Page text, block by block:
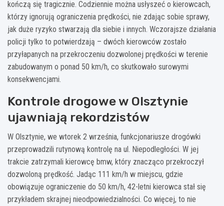
kończą się tragicznie. Codziennie można usłyszeć o kierowcach,
którzy ignorują ograniczenia prędkości, nie zdając sobie sprawy,
jak duże ryzyko stwarzają dla siebie i innych. Wczorajsze działania
policji tylko to potwierdzają – dwóch kierowców zostało
przyłapanych na przekroczeniu dozwolonej prędkości w terenie
zabudowanym o ponad 50 km/h, co skutkowało surowymi
konsekwencjami.
Kontrole drogowe w Olsztynie
ujawniają rekordzistów
W Olsztynie, we wtorek 2 września, funkcjonariusze drogówki
przeprowadzili rutynową kontrolę na ul. Niepodległości. W jej
trakcie zatrzymali kierowcę bmw, który znacząco przekroczył
dozwoloną prędkość. Jadąc 111 km/h w miejscu, gdzie
obowiązuje ograniczenie do 50 km/h, 42-letni kierowca stał się
przykładem skrajnej nieodpowiedzialności. Co więcej, to nie